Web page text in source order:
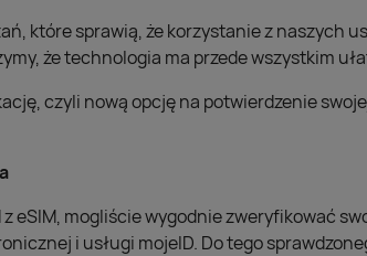
które sprawią, że korzystanie z naszych
że technologia ma przede wszystkim
czyli nową opcję na potwierdzenie
eSIM, mogliście wygodnie zweryfikować
i usługi mojeID. Do tego